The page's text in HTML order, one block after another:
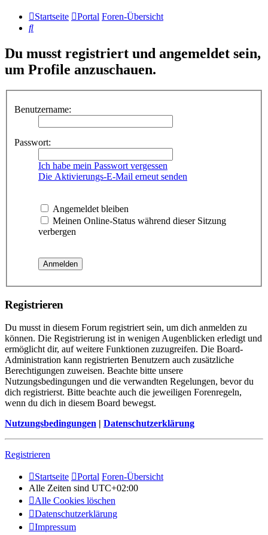
Startseite Portal Foren-Übersicht
Suche
Du musst registriert und angemeldet sein,
um Profile anzuschauen.
Benutzername:
Passwort:
Ich habe mein Passwort vergessen
Die Aktivierungs-E-Mail erneut senden
Angemeldet bleiben
Meinen Online-Status während dieser Sitzung
verbergen
Registrieren
Du musst in diesem Forum registriert sein, um dich anmelden zu
können. Die Registrierung ist in wenigen Augenblicken erledigt und
ermöglicht dir, auf weitere Funktionen zuzugreifen. Die Board-
Administration kann registrierten Benutzern auch zusätzliche
Berechtigungen zuweisen. Beachte bitte unsere
Nutzungsbedingungen und die verwandten Regelungen, bevor du
dich registrierst. Bitte beachte auch die jeweiligen Forenregeln,
wenn du dich in diesem Board bewegst.
Nutzungsbedingungen | Datenschutzerklärung
Registrieren
Startseite Portal Foren-Übersicht
Alle Zeiten sind UTC+02:00
Alle Cookies löschen
Datenschutzerklärung
Impressum